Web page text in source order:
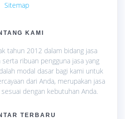
Sitemap
KAMI
tahun 2012 dalam bidang jasa
ribuan pengguna jasa yang
modal dasar bagi kami untuk
dari Anda, merupakan jasa
dengan kebutuhan Anda.
TERBARU